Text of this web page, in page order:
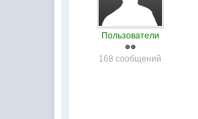
Пользователи
168 сообщений